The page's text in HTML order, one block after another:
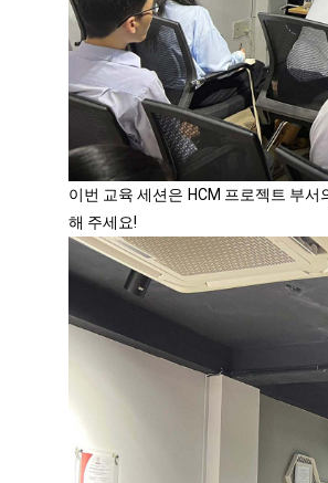
이번 교육 세션은 HCM 프로젝트 부
해 주세요!